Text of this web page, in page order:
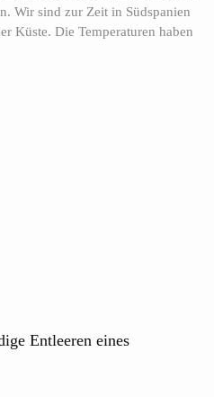
Wir sind zur Zeit in Südspanien
Küste. Die Temperaturen haben
Entleeren eines